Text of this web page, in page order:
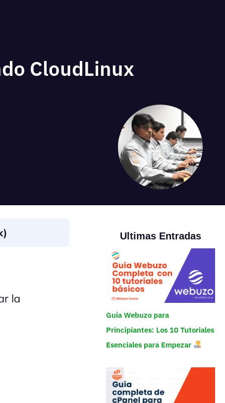
CloudLinux
la
Ultimas Entradas
Guía Webuzo para
Principiantes: Los 10 Tutoriales
Esenciales para Empezar